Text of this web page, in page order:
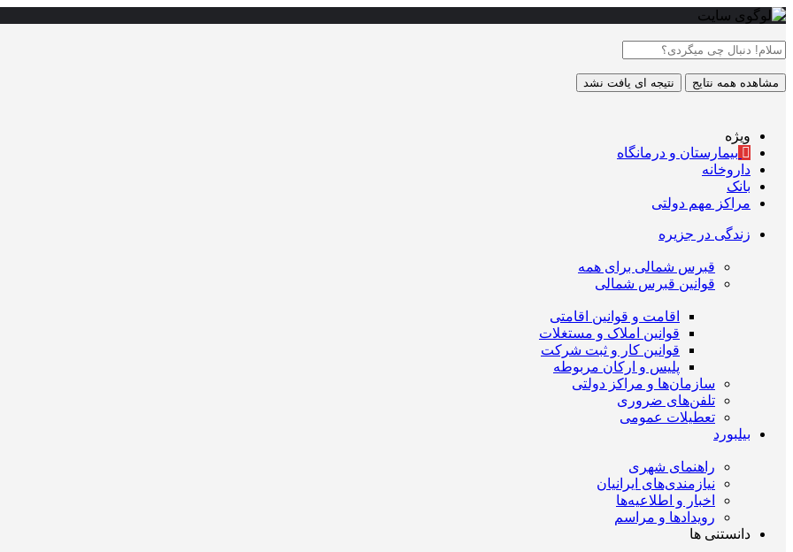
مشاهده همه نتایج نتیجه ای یافت نشد
ویژه
بیمارستان و درمانگاه
داروخانه
بانک
مراکز مهم دولتی
زندگی در جزیره
قبرس شمالی برای همه
قوانین قبرس شمالی
اقامت و قوانین اقامتی
قوانین املاک و مستغلات
قوانین کار و ثبت شرکت
پلیس و ارکان مربوطه
سازمان‌ها و مراکز دولتی
تلفن‌های ضروری
تعطیلات عمومی
بیلبورد
راهنمای شهری
نیازمندی‌های ایرانیان
اخبار و اطلاعیه‌ها
رویداد‌ها و مراسم
دانستنی ها